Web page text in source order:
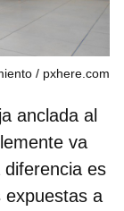
pxhere.com
anclada al
va
es
expuestas a